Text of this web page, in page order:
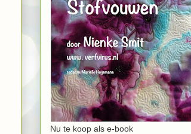
Nu te koop als e-book